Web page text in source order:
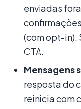
enviadas
(com opt-in).
CTA.
Mensagens
resposta do
reinicia com